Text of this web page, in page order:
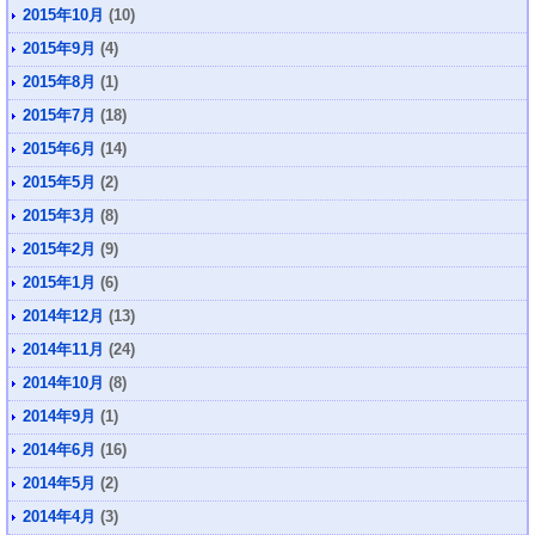
2015年10月 (10)
2015年9月 (4)
2015年8月 (1)
2015年7月 (18)
2015年6月 (14)
2015年5月 (2)
2015年3月 (8)
2015年2月 (9)
2015年1月 (6)
2014年12月 (13)
2014年11月 (24)
2014年10月 (8)
2014年9月 (1)
2014年6月 (16)
2014年5月 (2)
2014年4月 (3)